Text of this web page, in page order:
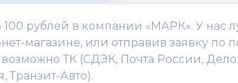
рублей в компании «МАРК». У нас
магазине, или отправив заявку по
ТК (СДЭК, Почта России,
Транзит-Авто).